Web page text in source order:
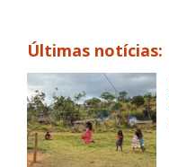
Últimas notícias: